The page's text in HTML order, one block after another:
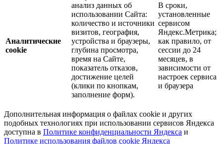
Аналитические
cookie
анализ данных об
использовании Сайта:
количество и источники
визитов, география,
устройства и браузеры,
глубина просмотра,
время на Сайте,
показатель отказов,
достижение целей
(клики по кнопкам,
заполнение форм).
В сроки,
установленные
сервисом
Яндекс.Метрика;
как правило, от
сессии до 24
месяцев, в
зависимости от
настроек сервиса
и браузера
Дополнительная информация о файлах cookie и других
подобных технологиях при использовании сервисов Яндекса
доступна в Политике конфиденциальности Яндекса и
Политике использования файлов cookie Яндекса